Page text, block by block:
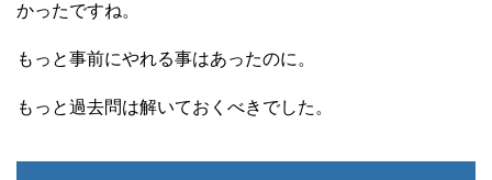
かったですね。
もっと事前にやれる事はあったのに。
もっと過去問は解いておくべきでした。